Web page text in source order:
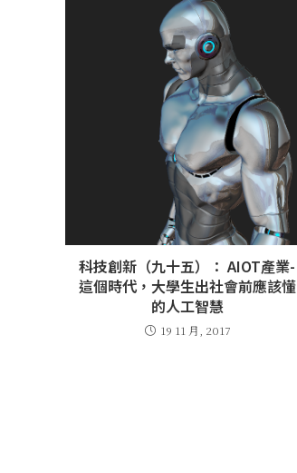
科技創新（九十五）： AIOT產業-
這個時代，大學生出社會前應該懂
的人工智慧
19 11 月, 2017